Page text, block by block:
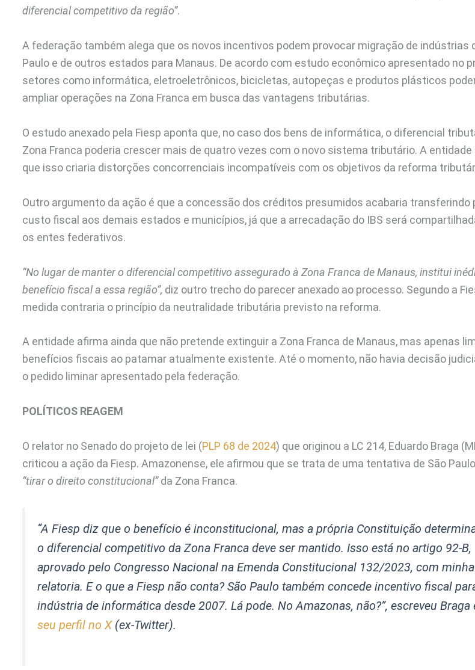
diferencial competitivo da região”.
A federação também alega que os novos incentivos podem provocar migração de indústrias
Paulo e de outros estados para Manaus. De acordo com estudo econômico apresentado no
setores como informática, eletroeletrônicos, bicicletas, autopeças e produtos plásticos
ampliar operações na Zona Franca em busca das vantagens tributárias.
O estudo anexado pela Fiesp aponta que, no caso dos bens de informática, o diferencial
Zona Franca poderia crescer mais de quatro vezes com o novo sistema tributário. A entidade
que isso criaria distorções concorrenciais incompatíveis com os objetivos da reforma
Outro argumento da ação é que a concessão dos créditos presumidos acabaria transferindo
custo fiscal aos demais estados e municípios, já que a arrecadação do IBS será
os entes federativos.
“No lugar de manter o diferencial competitivo assegurado à Zona Franca de Manaus, institui
benefício fiscal a essa região”, diz outro trecho do parecer anexado ao processo. Segundo a
medida contraria o princípio da neutralidade tributária previsto na reforma.
A entidade afirma ainda que não pretende extinguir a Zona Franca de Manaus, mas apenas
benefícios fiscais ao patamar atualmente existente. Até o momento, não havia decisão
o pedido liminar apresentado pela federação.
POLÍTICOS REAGEM
O relator no Senado do projeto de lei (PLP 68 de 2024) que originou a LC 214, Eduardo Braga
criticou a ação da Fiesp. Amazonense, ele afirmou que se trata de uma tentativa de São
“tirar o direito constitucional”da Zona Franca.
“A Fiesp diz que o benefício é inconstitucional, mas a própria Constituição
o diferencial competitivo da Zona Franca deve ser mantido. Isso está no artigo 92-B,
aprovado pelo Congresso Nacional na Emenda Constitucional 132/2023, com minha
relatoria. E o que a Fiesp não conta? São Paulo também concede incentivo fiscal
indústria de informática desde 2007. Lá pode. No Amazonas, não?”, escreveu Braga
seu perfil no X(ex-Twitter).